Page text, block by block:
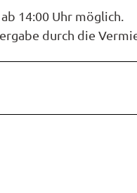
14:00 Uhr möglich.
durch die